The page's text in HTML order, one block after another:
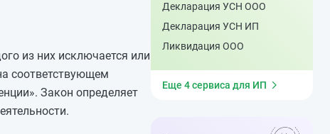
из них исключается или
соответствующем
Закон определяет
Декларация УСН ООО
Декларация УСН ИП
Ликвидация ООО
Еще 4 сервиса для ИП